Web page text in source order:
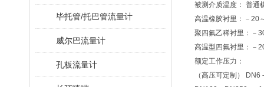
毕托管/托巴管流量计
威尔巴流量计
孔板流量计
被测介质温度： 普
高温橡胶衬里：－20
聚四氟乙稀衬里：－
高温型四氟衬里：－
额定工作压力：
（高压可定制）